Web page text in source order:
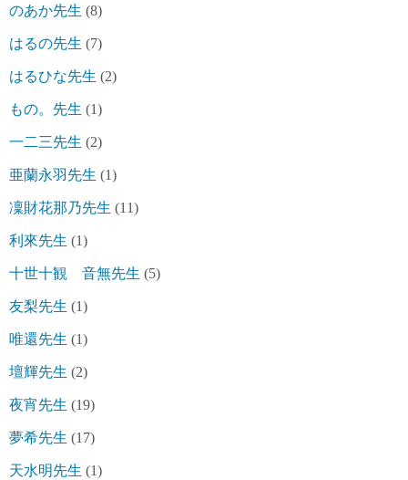
のあか先生 (8)
はるの先生 (7)
はるひな先生 (2)
もの。先生 (1)
一二三先生 (2)
亜蘭永羽先生 (1)
凜財花那乃先生 (11)
利來先生 (1)
十世十観 音無先生 (5)
友梨先生 (1)
唯還先生 (1)
壇輝先生 (2)
夜宵先生 (19)
夢希先生 (17)
天水明先生 (1)